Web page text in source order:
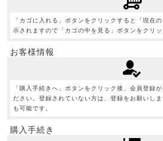
「カゴに入れる」ボタンをクリックすると「現在
示されますので「カゴの中を見る」ボタンをクリッ
お客様情報
「購入手続きへ」ボタンをクリック後、会員登録
ださい。登録されていない方は、登録をお願いし
も可能です。
購入手続き